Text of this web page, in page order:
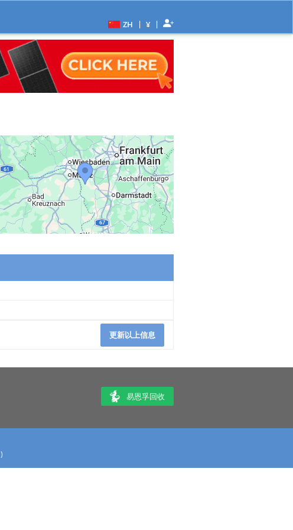
ZH | ¥ |
更新以上信息
易恩孚回收
)